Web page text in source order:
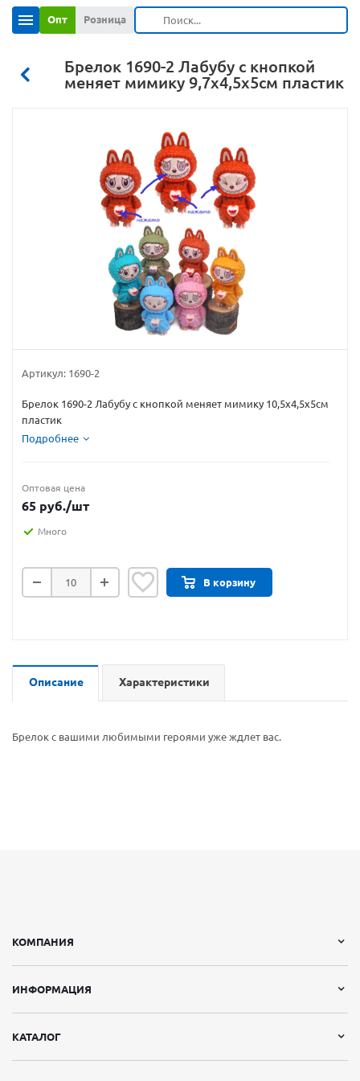
Опт Розница
Брелок 1690-2 Лабубу с кнопкой
меняет мимику 9,7х4,5х5см пластик
Артикул: 1690-2
Брелок 1690-2 Лабубу с кнопкой меняет мимику 10,5х4,5х5см
пластик
Подробнее
Оптовая цена
65 руб./шт
Много
В корзину
Описание Характеристики
Брелок с вашими любимыми героями уже ждлет вас.
КОМПАНИЯ
ИНФОРМАЦИЯ
КАТАЛОГ